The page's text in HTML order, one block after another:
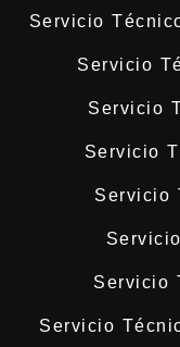
Servicio
Servicio
Servicio
Servicio
Servicio
Servicio
Servicio